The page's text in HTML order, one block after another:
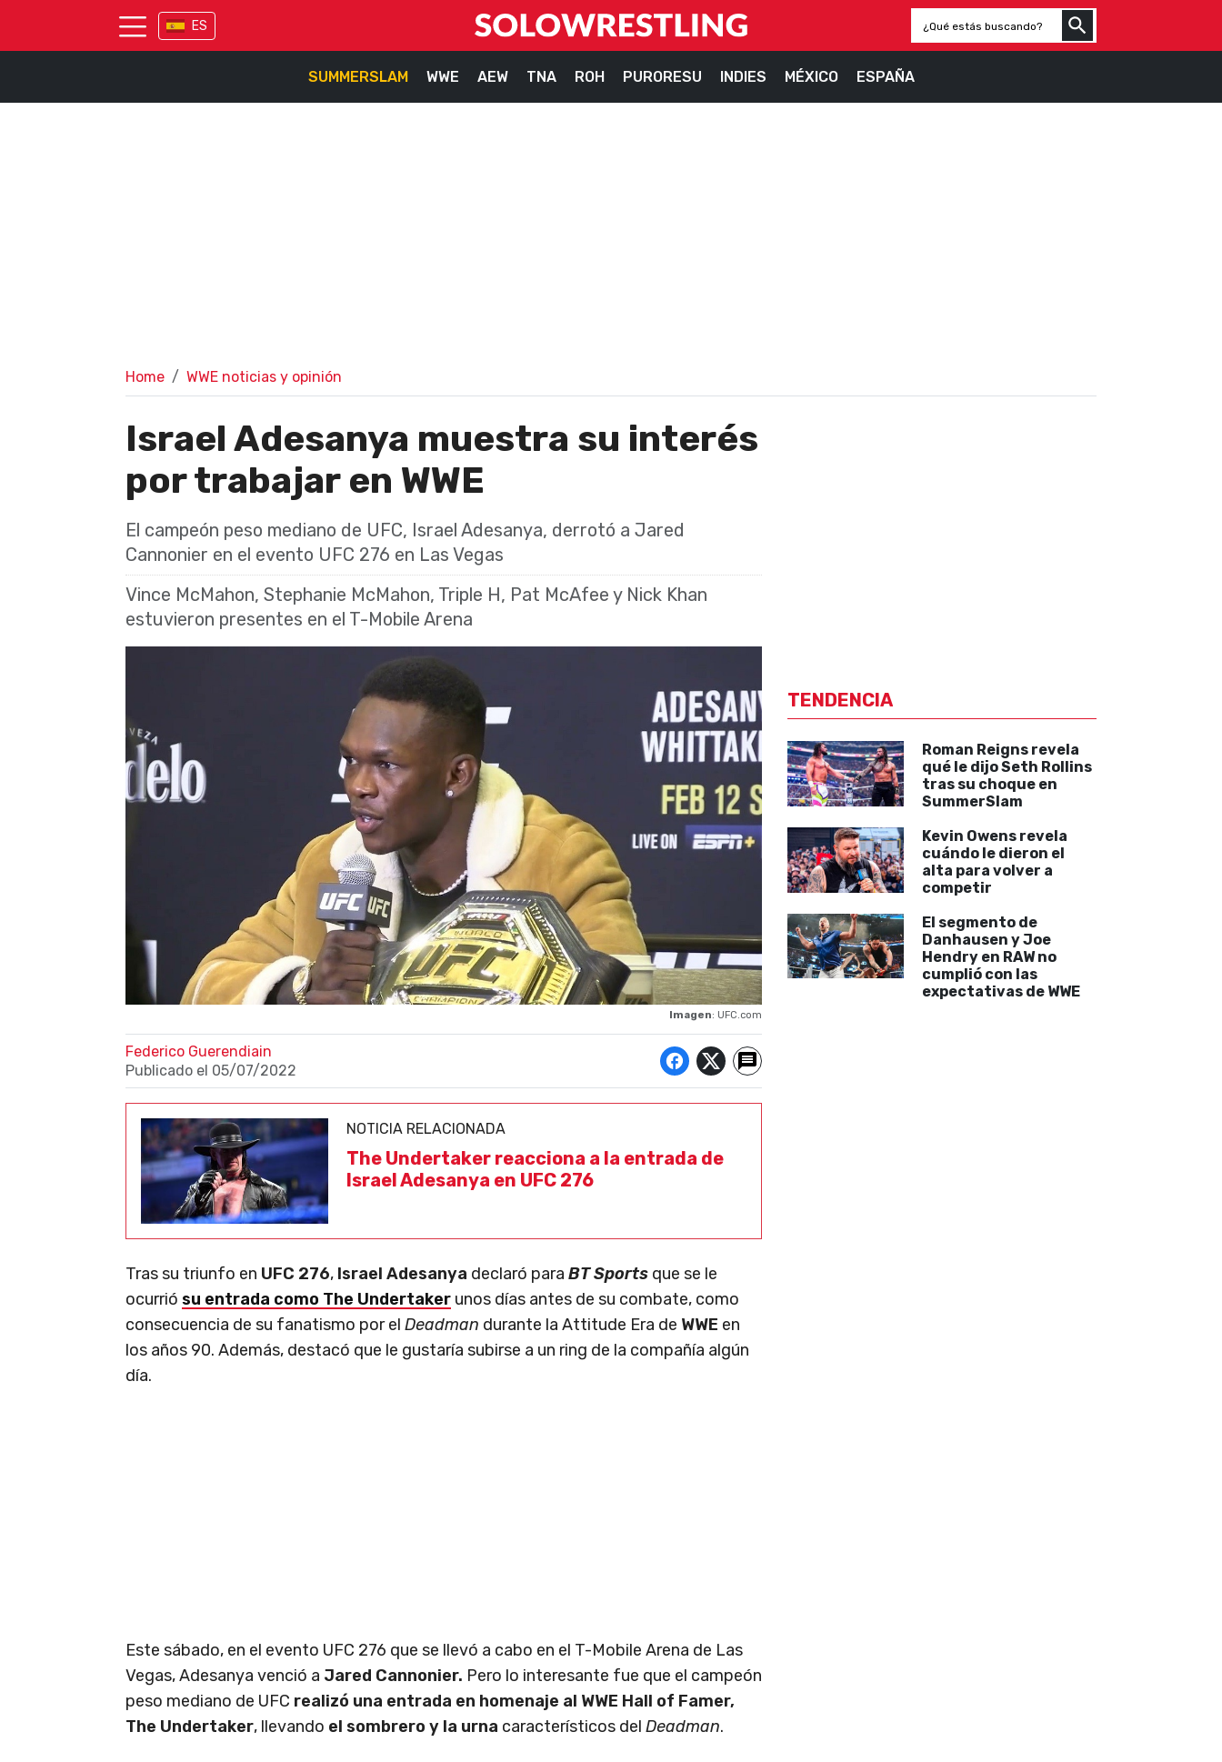
ES
SUMMERSLAM WWE AEW TNA ROH PURORESU INDIES MÉXICO ESPAÑA
Home WWE noticias y opinión
Israel Adesanya muestra su interés
por trabajar en WWE
El campeón peso mediano de UFC, Israel Adesanya, derrotó a Jared
Cannonier en el evento UFC 276 en Las Vegas
Vince McMahon, Stephanie McMahon, Triple H, Pat McAfee y Nick Khan
estuvieron presentes en el T-Mobile Arena
Imagen: UFC.com
Federico Guerendiain
Publicado el 05/07/2022
NOTICIA RELACIONADA
The Undertaker reacciona a la entrada de
Israel Adesanya en UFC 276
Tras su triunfo en UFC 276, Israel Adesanya declaró para BT Sports que se le
ocurrió su entrada como The Undertaker unos días antes de su combate, como
consecuencia de su fanatismo por el Deadman durante la Attitude Era de WWE en
los años 90. Además, destacó que le gustaría subirse a un ring de la compañía algún
día.
Este sábado, en el evento UFC 276 que se llevó a cabo en el T-Mobile Arena de Las
Vegas, Adesanya venció a Jared Cannonier. Pero lo interesante fue que el campeón
peso mediano de UFC realizó una entrada en homenaje al WWE Hall of Famer,
The Undertaker, llevando el sombrero y la urna característicos del Deadman.
TENDENCIA
Roman Reigns revela
qué le dijo Seth Rollins
tras su choque en
SummerSlam
Kevin Owens revela
cuándo le dieron el
alta para volver a
competir
El segmento de
Danhausen y Joe
Hendry en RAW no
cumplió con las
expectativas de WWE